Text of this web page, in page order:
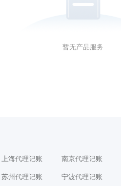
暂无产品服务
上海代理记账 南京代理记账
苏州代理记账 宁波代理记账